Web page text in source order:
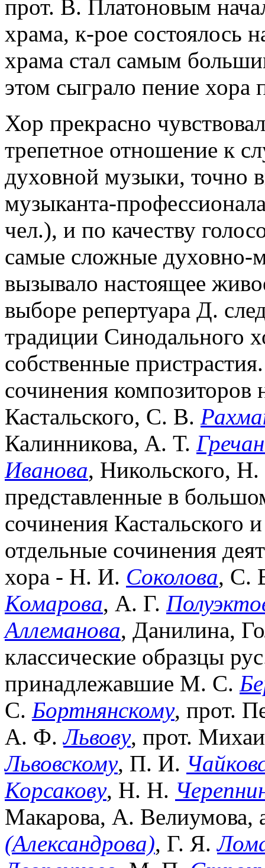
прот. В. Платоновым
храма, к-рое состоялось
храма стал самым
этом сыграло пение хора
Хор прекрасно
трепетное отношение к
духовной музыки, точно
музыканта-
чел.), и по качеству
самые сложные духовно-
вызывало настоящее
выборе репертуара Д.
традиции Синодального
собственные
сочинения композиторов
Кастальского, С. В.
Калинникова, А. Т.
Иванова, Никольского,
представленные в
сочинения Кастальского
отдельные сочинения
хора - Н. И. Соколова, С.
Комарова, А. Г.
Аллеманова, Данилина,
классические образцы
принадлежавшие М. С.
С. Бортнянскому, прот.
А. Ф.Львову, прот.
Львовскому, П. И.
Корсакову, Н. Н.
Макарова, А. Велиумова,
(Александрова), Г. Я.